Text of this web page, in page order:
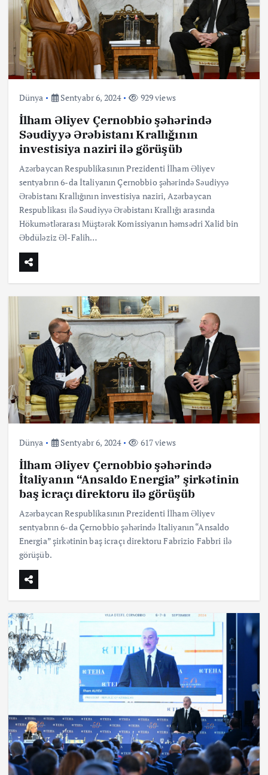
Dünya Sentyabr 6, 2024 929 views
İlham Əliyev Çernobbio şəhərində
Səudiyyə Ərəbistanı Krallığının
investisiya naziri ilə görüşüb
Azərbaycan Respublikasının Prezidenti İlham Əliyev
sentyabrın 6-da İtaliyanın Çernobbio şəhərində Səudiyyə
Ərəbistanı Krallığının investisiya naziri, Azərbaycan
Respublikası ilə Səudiyyə Ərəbistanı Krallığı arasında
Hökumətlərarası Müştərək Komissiyanın həmsədri Xalid bin
Əbdüləziz Əl-Falih…
Dünya Sentyabr 6, 2024 617 views
İlham Əliyev Çernobbio şəhərində
İtaliyanın “Ansaldo Energia” şirkətinin
baş icraçı direktoru ilə görüşüb
Azərbaycan Respublikasının Prezidenti İlham Əliyev
sentyabrın 6-da Çernobbio şəhərində İtaliyanın “Ansaldo
Energia” şirkətinin baş icraçı direktoru Fabrizio Fabbri ilə
görüşüb.